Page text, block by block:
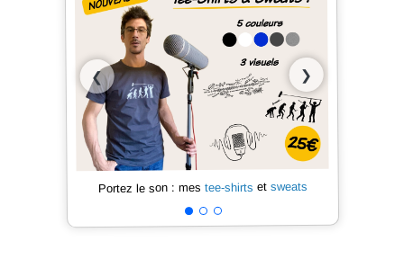
❮ ❯
Portez le son : mes tee-shirts et sweats